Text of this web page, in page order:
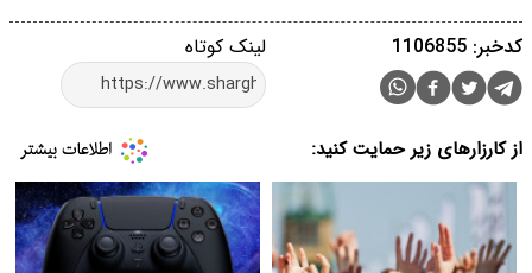
لینک کوتاه کدخبر: 1106855
از کارزارهای زیر حمایت کنید: